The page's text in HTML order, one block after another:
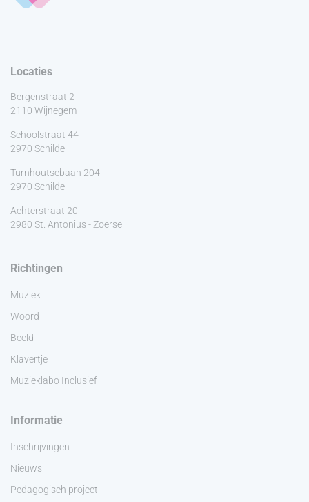
Locaties
Bergenstraat 2
2110 Wijnegem
Schoolstraat 44
2970 Schilde
Turnhoutsebaan 204
2970 Schilde
Achterstraat 20
2980 St. Antonius - Zoersel
Richtingen
Muziek
Woord
Beeld
Klavertje
Muzieklabo Inclusief
Informatie
Inschrijvingen
Nieuws
Pedagogisch project